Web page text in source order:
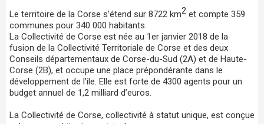
Le territoire de la Corse s’étend sur 8722 km2 et compte 359
communes pour 340 000 habitants.
La Collectivité de Corse est née au 1er janvier 2018 de la
fusion de la Collectivité Territoriale de Corse et des deux
Conseils départementaux de Corse-du-Sud (2A) et de Haute-
Corse (2B), et occupe une place prépondérante dans le
développement de l’ile. Elle est forte de 4300 agents pour un
budget annuel de 1,2 milliard d’euros.
La Collectivité de Corse, collectivité à statut unique, est conçue